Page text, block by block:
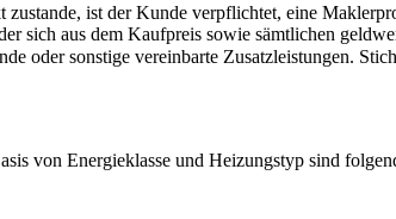
ist der Kunde verpflichtet, eine
sich aus dem Kaufpreis sowie sämtlichen
oder sonstige vereinbarte Zusatzleistungen.
von Energieklasse und Heizungstyp sind